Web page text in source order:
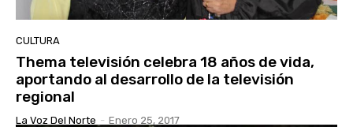
CULTURA
Thema televisión celebra 18 años de vida,
aportando al desarrollo de la televisión
regional
La Voz Del Norte - Enero 25, 2017